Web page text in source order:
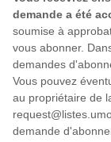
demande a été
soumise à
vous abonner.
demandes
Vous pouvez
au propriétaire de
demande